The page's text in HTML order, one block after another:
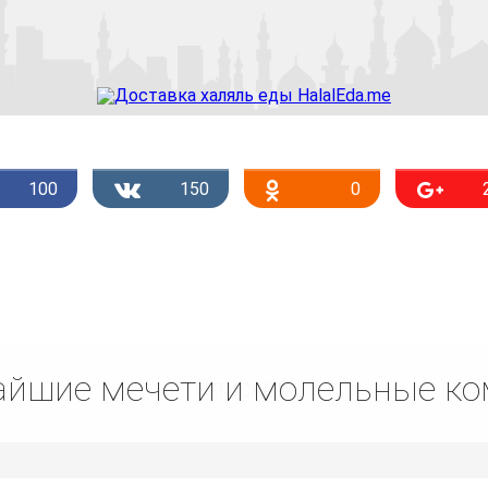
100 150 0
мечети и молельные
Списком